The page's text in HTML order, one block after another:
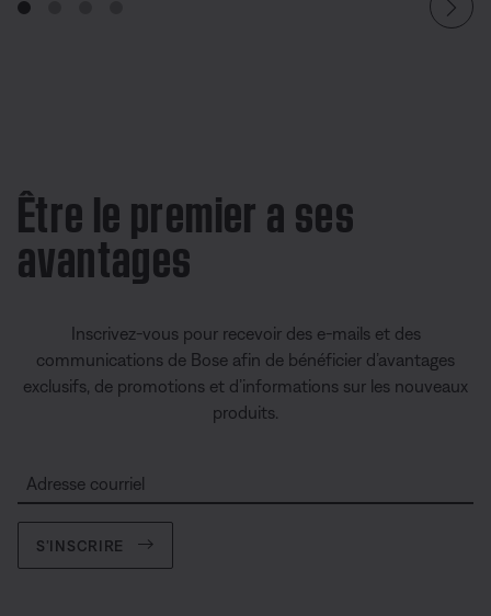
Être le premier a ses
avantages
Inscrivez-vous pour recevoir des e-mails et des
communications de Bose afin de bénéficier d’avantages
exclusifs, de promotions et d’informations sur les nouveaux
produits.
Adresse courriel
S’INSCRIRE